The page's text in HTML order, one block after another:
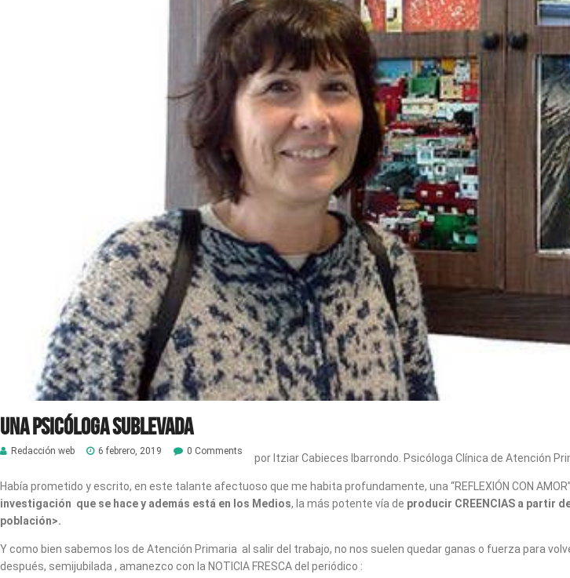
Una psicóloga sublevada
Redacción web 6 febrero, 2019 0 Comments
por Itziar Cabieces Ibarrondo. Psicóloga Clínica de Atención
Había prometido y escrito, en este talante afectuoso que me habita profundamente, una “REFLEXIÓN CON
investigación que se hace y además está en los Medios, la más potente vía de producir CREENCIAS a partir
población>.
Y como bien sabemos los de Atención Primaria al salir del trabajo, no nos suelen quedar ganas o fuerza para
después, semijubilada , amanezco con la NOTICIA FRESCA del periódico :